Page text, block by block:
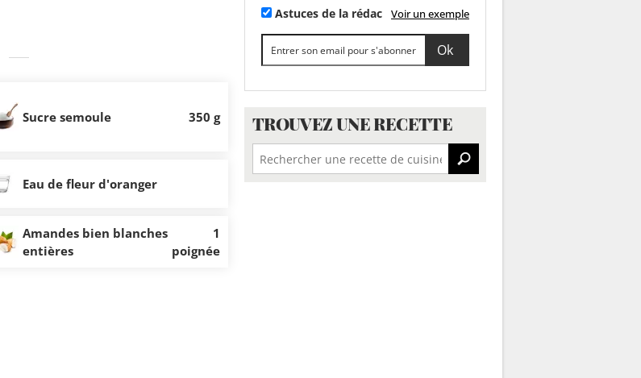
Sucre semoule 350 g
Eau de fleur d'oranger
Amandes bien blanches
entières
1
poignée
Astuces de la rédac Voir un exemple
TROUVEZ UNE RECETTE